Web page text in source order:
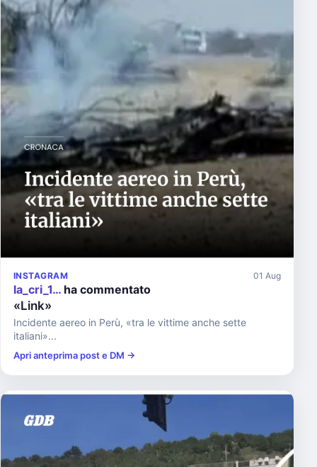
INSTAGRAM 01 Aug
la_cri_1… ha commentato
«Link»
Incidente aereo in Perù, «tra le vittime anche sette
italiani»...
Apri anteprima post e DM →